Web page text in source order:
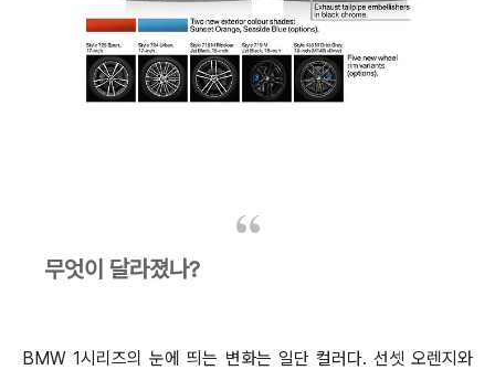
무엇이 달라졌나?
BMW 1시리즈의 눈에 띄는 변화는 일단 컬러다. 선셋 오렌지와